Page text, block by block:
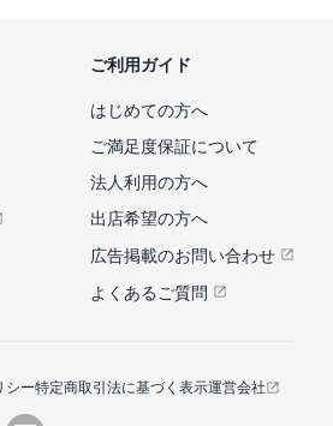
ご利用ガイド
はじめての方へ
ご満足度保証について
法人利用の方へ
出店希望の方へ
広告掲載のお問い合わせ
よくあるご質問
シー特定商取引法に基づく表示運営会社